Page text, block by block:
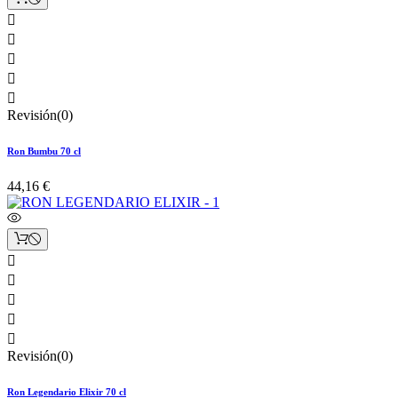





Revisión(0)
Ron Bumbu 70 cl
44,16 €





Revisión(0)
Ron Legendario Elixir 70 cl